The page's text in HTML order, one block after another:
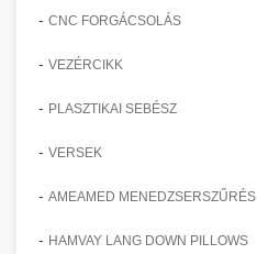
- CNC FORGÁCSOLÁS
- VEZÉRCIKK
- PLASZTIKAI SEBÉSZ
- VERSEK
- AMEAMED MENEDZSERSZŰRÉS
- HAMVAY LANG DOWN PILLOWS